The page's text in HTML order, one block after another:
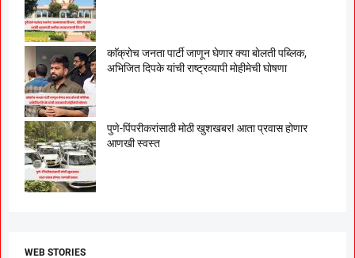
काॅक्राेच जनता पार्टी जाणून घेणार क्या बाेलती पब्लिक,
अभिजित दिपके यांची राष्ट्रव्यापी माेहीमेची घाेषणा
पुणे-पिंपरीकरांसाठी मोठी खुशखबर! आता प्रवास होणार
आणखी स्वस्त
WEB STORIES